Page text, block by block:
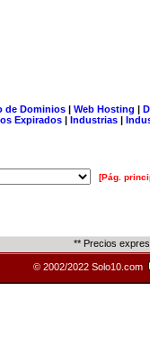
de Dominios| Web Hosting |
Expirados | Industrias |
[Pág.
** Precios
© 2002/2022 Solo10.com